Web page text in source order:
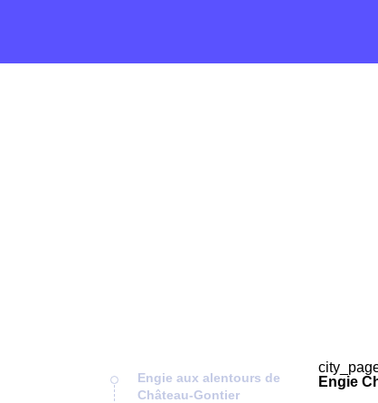
Engie aux alentours de
Château-Gontier
Engie